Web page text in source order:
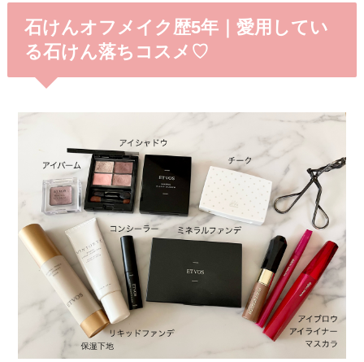
石けんオフメイク歴5年｜愛用してい
る石けん落ちコスメ♡